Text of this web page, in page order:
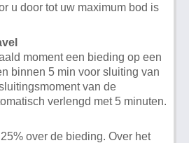
u door tot uw maximum bod is
moment een bieding op een
binnen 5 min voor sluiting van
van de
verlengd met 5 minuten.
over de bieding. Over het